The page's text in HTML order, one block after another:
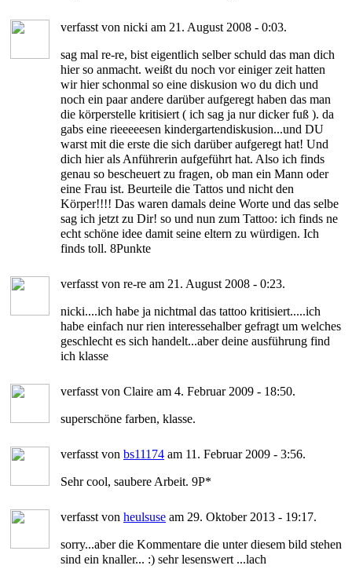
verfasst von nicki am 21. August 2008 - 0:03.
sag mal re-re, bist eigentlich selber schuld das man dich
hier so anmacht. weißt du noch vor einiger zeit hatten
wir hier schonmal so eine diskusion wo du dich und
noch ein paar andere darüber aufgeregt haben das man
die körperstelle kritisiert ( ich sag ja nur dicker fuß ). da
gabs eine rieeeeesen kindergartendiskusion...und DU
warst mit die erste die sich darüber aufgeregt hat! Und
dich hier als Anführerin aufgeführt hat. Also ich finds
genau so bescheuert zu fragen, ob man ein Mann oder
eine Frau ist. Beurteile die Tattos und nicht den
Körper!!!! Das waren damals deine Worte und das selbe
sag ich jetzt zu Dir! so und nun zum Tattoo: ich finds ne
echt schöne idee damit seine eltern zu würdigen. Ich
finds toll. 8Punkte
verfasst von re-re am 21. August 2008 - 0:23.
nicki....ich habe ja nichtmal das tattoo kritisiert.....ich
habe einfach nur rien interessehalber gefragt um welches
geschlecht es sich handelt...aber deine ausführung find
ich klasse
verfasst von Claire am 4. Februar 2009 - 18:50.
superschöne farben, klasse.
verfasst von bs11174 am 11. Februar 2009 - 3:56.
Sehr cool, saubere Arbeit. 9P*
verfasst von heulsuse am 29. Oktober 2013 - 19:17.
sorry...aber die Kommentare die unter diesem bild stehen
sind ein knaller... :) sehr lesenswert ...lach